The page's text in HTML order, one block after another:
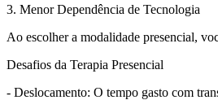
3. Menor Dependência de Tecnologia
Ao escolher a modalidade presencial,
Desafios da Terapia Presencial
- Deslocamento: O tempo gasto com